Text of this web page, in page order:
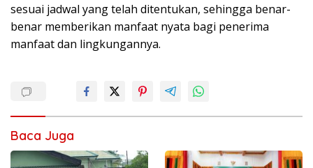
sesuai jadwal yang telah ditentukan, sehingga benar-
benar memberikan manfaat nyata bagi penerima
manfaat dan lingkungannya.
Baca Juga